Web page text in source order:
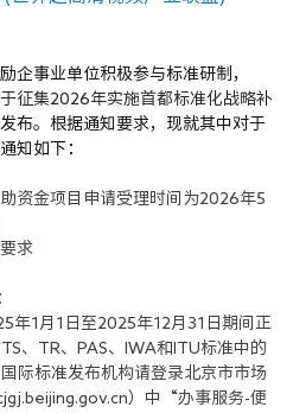
企事业单位积极参与标准研制，
征集2026年实施首都标准化战略补
布。根据通知要求，现就其中对于
通知如下：
金项目申请受理时间为2026年5
求
1月1日至2025年12月31日期间正
、TR、PAS、IWA和ITU标准中的
际标准发布机构请登录北京市市场
）中“办事服务-便